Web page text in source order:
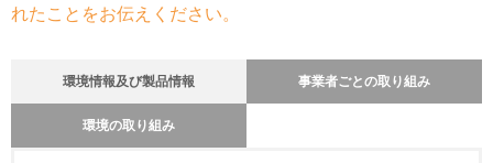
れたことをお伝えください。
環境情報及び製品情報 事業者ごとの取り組み
環境の取り組み